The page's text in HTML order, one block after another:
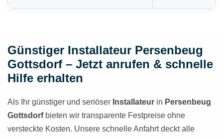
Günstiger Installateur Persenbeug
Gottsdorf – Jetzt anrufen & schnelle
Hilfe erhalten
Als Ihr günstiger und seriöser Installateur in Persenbeug
Gottsdorfbieten wir transparente Festpreise ohne
versteckte Kosten. Unsere schnelle Anfahrt deckt alle